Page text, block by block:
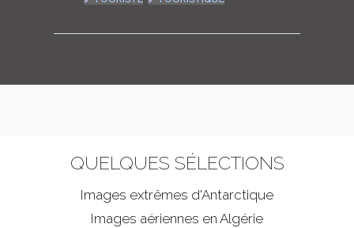
QUELQUES SÉLECTIONS
Images extrêmes d'Antarctique
Images aériennes en Algérie